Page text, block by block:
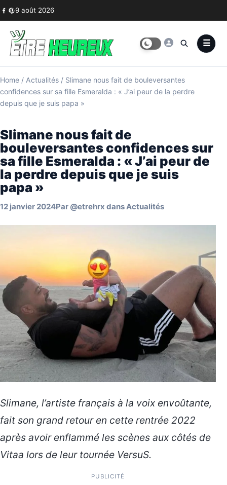
Skip to content
9 août 2026
Home / Actualités / Slimane nous fait de bouleversantes
confidences sur sa fille Esmeralda : « J’ai peur de la perdre
depuis que je suis papa »
Slimane nous fait de
bouleversantes confidences sur
sa fille Esmeralda : « J’ai peur de
la perdre depuis que je suis
papa »
12 janvier 2024Par @etrehrx dansActualités
Slimane, l’artiste français à la voix envoûtante,
fait son grand retour en cette rentrée 2022
après avoir enflammé les scènes aux côtés de
Vitaa lors de leur tournée VersuS.
PUBLICITÉ